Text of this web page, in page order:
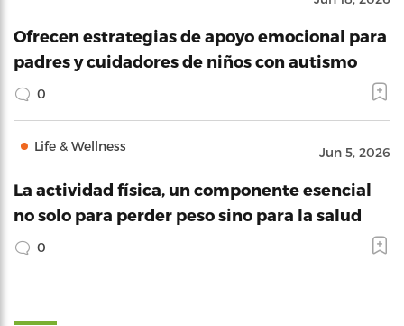
Ofrecen estrategias de apoyo emocional para
padres y cuidadores de niños con autismo
0
Life & Wellness Jun 5, 2026
La actividad física, un componente esencial
no solo para perder peso sino para la salud
0